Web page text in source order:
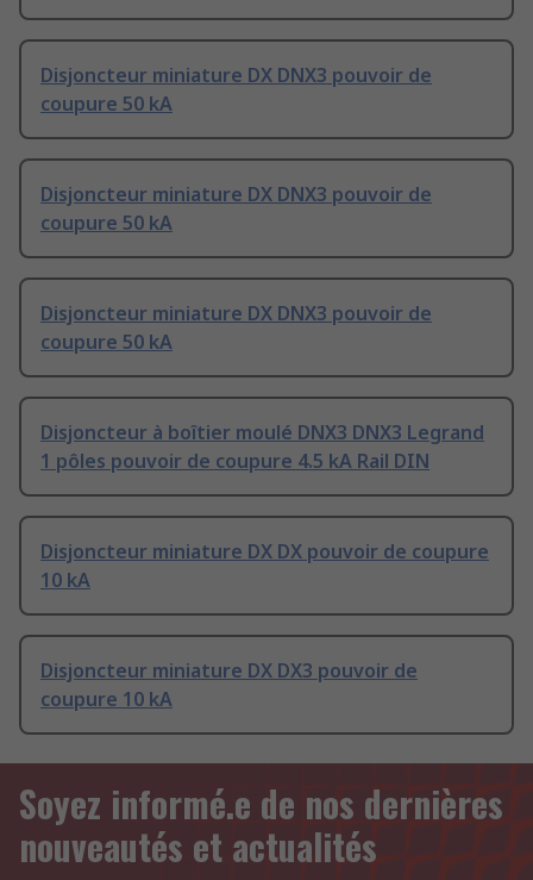
Disjoncteur miniature DX DNX3 pouvoir de
coupure 50 kA
Disjoncteur miniature DX DNX3 pouvoir de
coupure 50 kA
Disjoncteur miniature DX DNX3 pouvoir de
coupure 50 kA
Disjoncteur à boîtier moulé DNX3 DNX3 Legrand
1 pôles pouvoir de coupure 4.5 kA Rail DIN
Disjoncteur miniature DX DX pouvoir de coupure
10 kA
Disjoncteur miniature DX DX3 pouvoir de
coupure 10 kA
Soyez informé.e de nos dernières
nouveautés et actualités